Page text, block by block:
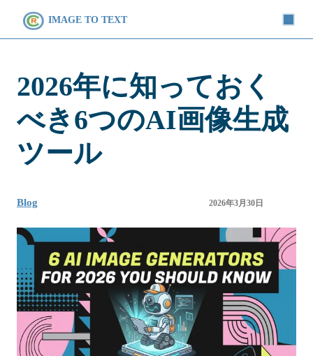
IMAGE TO TEXT
2026年に知っておく
べき6つのAI画像生成
ツール
Blog 2026年3月30日